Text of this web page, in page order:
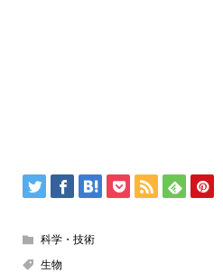
科学・技術
生物